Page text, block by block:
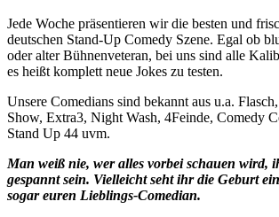
Jede Woche präsentieren wir die besten und
deutschen Stand-Up Comedy Szene. Egal ob
oder alter Bühnenveteran, bei uns sind alle
es heißt komplett neue Jokes zu testen.
Unsere Comedians sind bekannt aus u.a.
Show, Extra3, Night Wash, 4Feinde, Comedy
Stand Up 44 uvm.
Man weiß nie, wer alles vorbei schauen wird,
gespannt sein. Vielleicht seht ihr die Geburt
sogar euren Lieblings-Comedian.